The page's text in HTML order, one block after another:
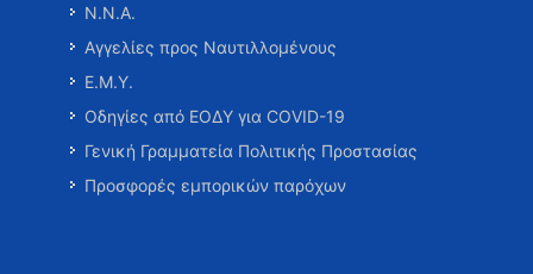
Ν.Ν.Α.
Αγγελίες προς Ναυτιλλομένους
Ε.Μ.Υ.
Οδηγίες από ΕΟΔΥ για COVID-19
Γενική Γραμματεία Πολιτικής Προστασίας
Προσφορές εμπορικών παρόχων